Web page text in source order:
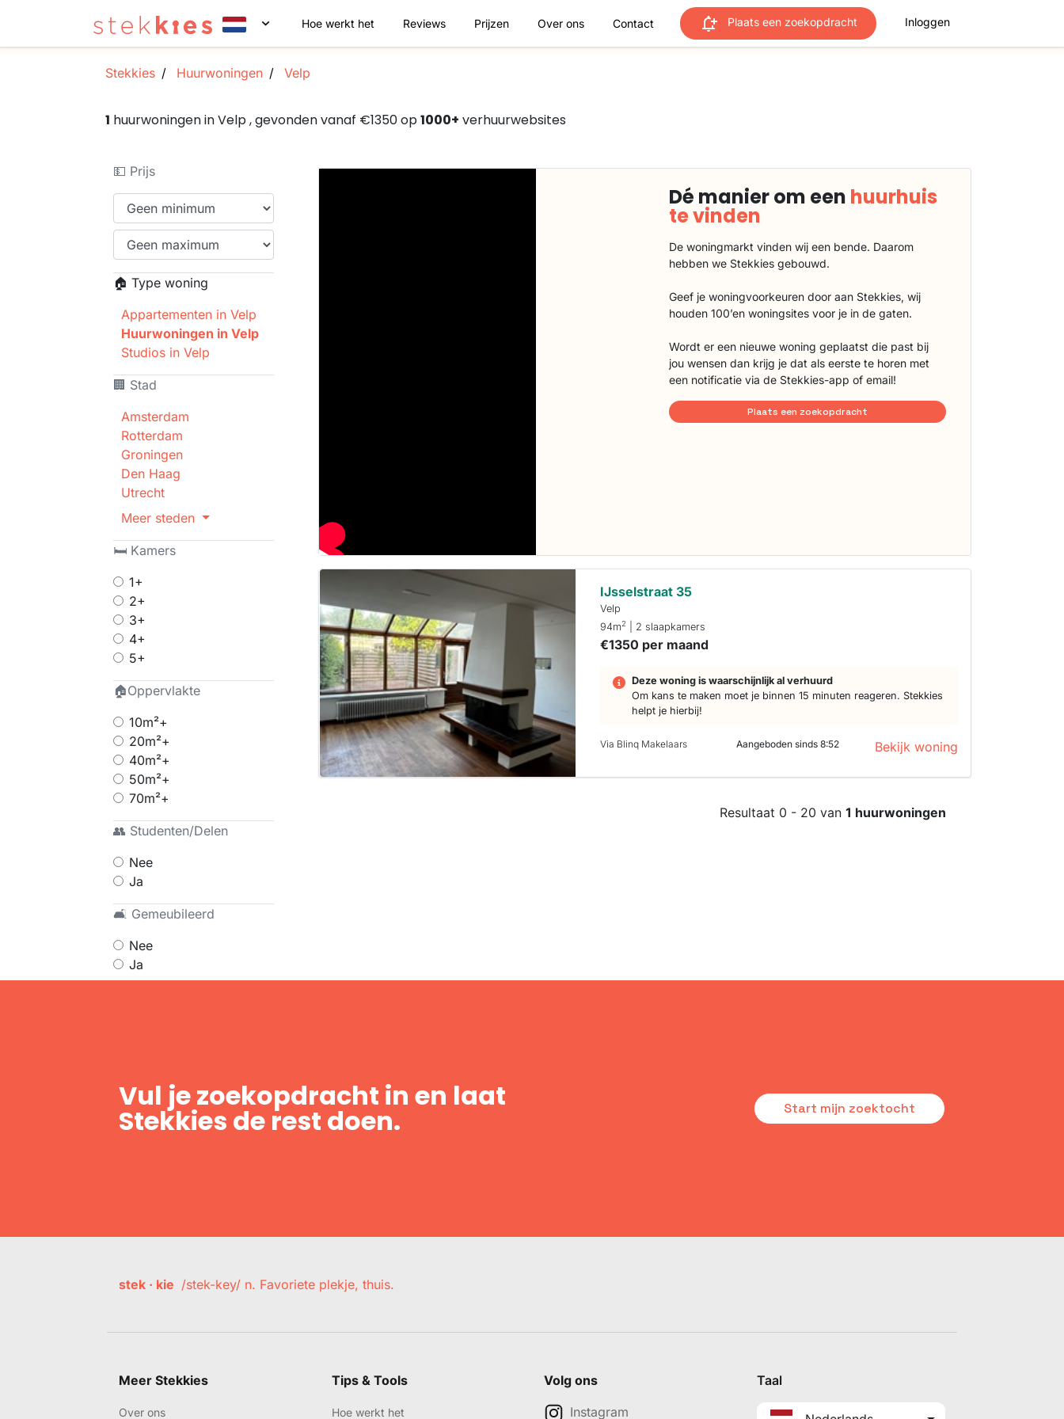
Hoe werkt het Reviews Prijzen Over ons Contact Plaats een zoekopdracht Inloggen
Stekkies Huurwoningen Velp
1 huurwoningen in Velp , gevonden vanaf €1350 op1000+ verhuurwebsites
💵 Prijs
🏠 Type woning
Appartementen in Velp
Huurwoningen in Velp
Studios in Velp
🏢 Stad
Amsterdam
Rotterdam
Groningen
Den Haag
Utrecht
Meer steden
🛏 Kamers
1+
2+
3+
4+
5+
🏠Oppervlakte
10m²+
20m²+
40m²+
50m²+
70m²+
👥 Studenten/Delen
Nee
Ja
🛋 Gemeubileerd
Nee
Ja
Dé manier om een huurhuis
te vinden
De woningmarkt vinden wij een bende. Daarom
hebben we Stekkies gebouwd.
Geef je woningvoorkeuren door aan Stekkies, wij
houden 100’en woningsites voor je in de gaten.
Wordt er een nieuwe woning geplaatst die past bij
jou wensen dan krijg je dat als eerste te horen met
een notificatie via de Stekkies-app of email!
Plaats een zoekopdracht
IJsselstraat 35
Velp
94m2 | 2 slaapkamers
€1350 per maand
Deze woning is waarschijnlijk al verhuurd
Om kans te maken moet je binnen 15 minuten reageren. Stekkies
helpt je hierbij!
Via Blinq Makelaars Aangeboden sinds 8:52 Bekijk woning
Resultaat 0 - 20 van 1 huurwoningen
Vul je zoekopdracht in en laat
Stekkies de rest doen. Start mijn zoektocht
stek · kie /stek-key/ n. Favoriete plekje, thuis.
Meer Stekkies
Over ons
Tips & Tools
Hoe werkt het
Volg ons
Instagram
Taal